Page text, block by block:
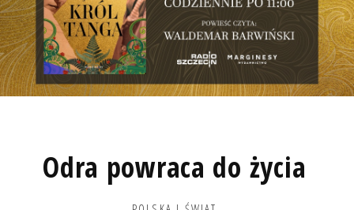
Odra powraca do życia